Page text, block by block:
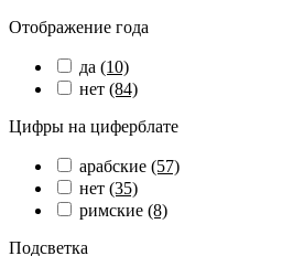
Отображение года
да (10)
нет (84)
Цифры на циферблате
арабские (57)
нет (35)
римские (8)
Подсветка